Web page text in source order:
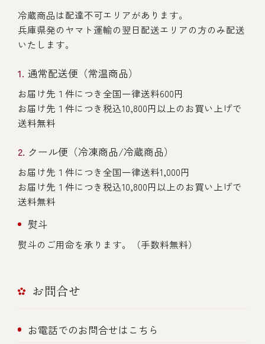
冷蔵商品は配達不可エリアがあります。
兵庫県発のヤマト運輸の翌日配送エリアの方のみ配送
いたします。
通常配送便（常温商品）
お届け先１件につき全国一律送料600円
お届け先１件につき税込10,800円以上のお買い上げで
送料無料
クール便（冷凍商品/冷蔵商品）
お届け先１件につき全国一律送料1,000円
お届け先１件につき税込10,800円以上のお買い上げで
送料無料
熨斗
熨斗のご用命を承ります。（手数料無料）
お問合せ
お電話でのお問合せはこちら